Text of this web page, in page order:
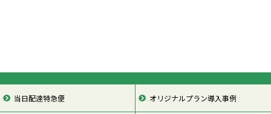
当日配達特急便 オリジナルプラン導入事例